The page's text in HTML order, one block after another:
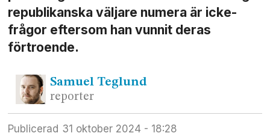
republikanska väljare numera är icke-
frågor eftersom han vunnit deras
förtroende.
Samuel Teglund
reporter
Publicerad
31 oktober 2024 - 18:28